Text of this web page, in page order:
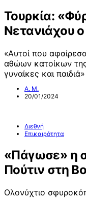
Τουρκία:
Νετανιάχου
«Αυτοί που
αθώων κατοίκων
γυναίκες και παιδιά»
Α. Μ.
20/01/2024
Διεθνή
Επικαιρότητα
«Πάγωσε» η
Πούτιν στη
Ολονύχτιο